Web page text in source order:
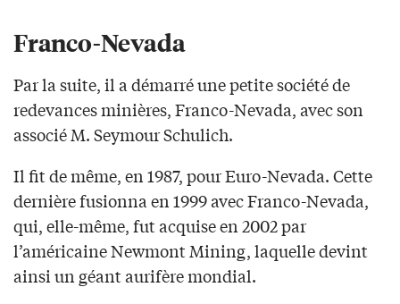
Franco-Nevada
Par la suite, il a démarré une petite société de
redevances minières, Franco-Nevada, avec son
associé M. Seymour Schulich.
Il fit de même, en 1987, pour Euro-Nevada. Cette
dernière fusionna en 1999 avec Franco-Nevada,
qui, elle-même, fut acquise en 2002 par
l’américaine Newmont Mining, laquelle devint
ainsi un géant aurifère mondial.